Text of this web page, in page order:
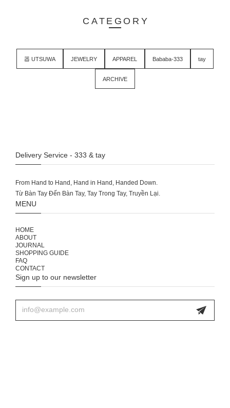
CATEGORY
器 UTSUWA JEWELRY APPAREL Bababa-333 tay
ARCHIVE
Delivery Service - 333 & tay
From Hand to Hand, Hand in Hand, Handed Down.
MENU
HOME
ABOUT
JOURNAL
SHOPPING GUIDE
FAQ
CONTACT
Sign up to our newsletter